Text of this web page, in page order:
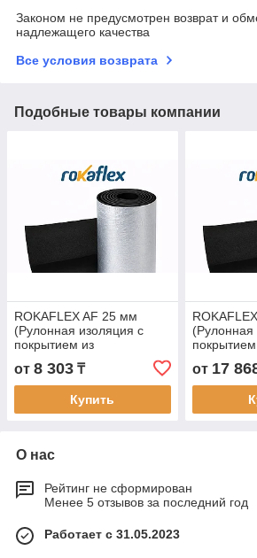
Законом не предусмотрен возврат и
надлежащего качества
Все условия возврата
Подобные товары компании
ROKAFLEX AF 25 мм
(Рулонная изоляция с
покрытием из
алюминиевой фольги)
от 8 303 ₸
Купить
(Рулонная
от 17
О нас
Рейтинг не сформирован
Менее 5 отзывов за последний год
Работает с 31.05.2023